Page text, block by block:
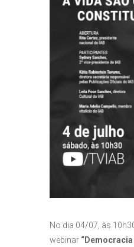
No dia 04/07, às
webinar